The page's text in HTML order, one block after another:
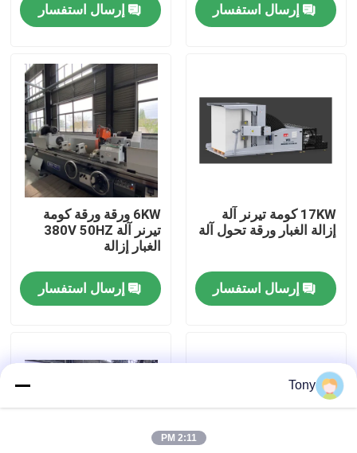
جولة في المصنع
اتصل بنا
أخبار
اطلب اقتباس
إرسال استفسار إرسال استفسار
17KW كومة تيرنر آلة
إزالة الغبار ورقة تحول آلة
إرسال استفسار
6KW ورقة ورقة كومة
تيرنر آلة 380V 50HZ
الغبار إزالة
إرسال استفسار
Tony
2:11 PM